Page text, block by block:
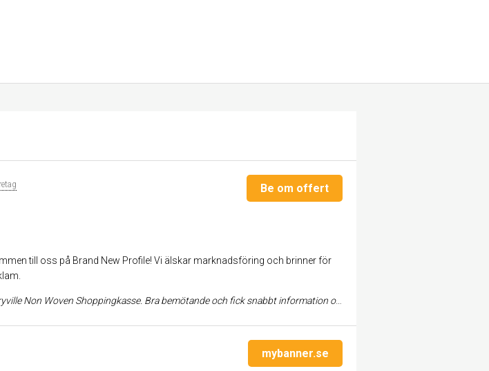
Be om offert
till oss på Brand New Profile! Vi älskar marknadsföring och brinner för
Woven Shoppingkasse. Bra bemötande och fick snabbt information och varuprov vilket gjord...
mybanner.se